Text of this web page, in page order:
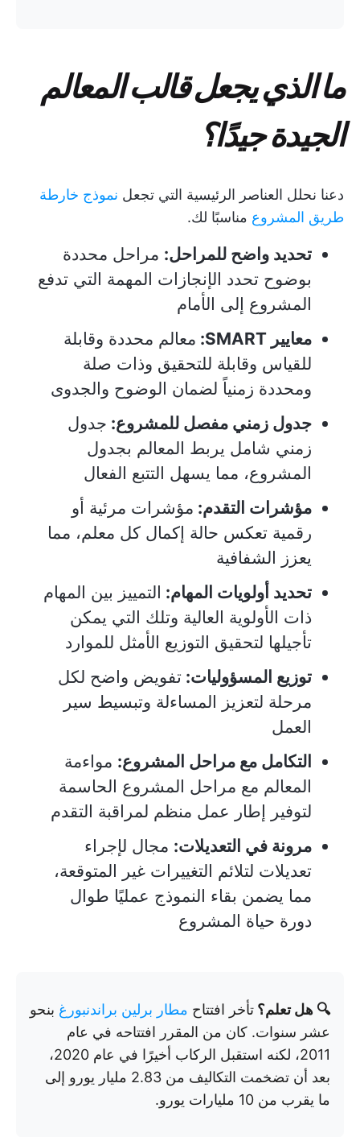
ما الذي يجعل قالب المعالم
الجيدة جيدًا؟
دعنا نحلل العناصر الرئيسية التي تجعل نموذج خارطة
طريق المشروع مناسبًا لك.
تحديد واضح للمراحل: مراحل محددة
بوضوح تحدد الإنجازات المهمة التي تدفع
المشروع إلى الأمام
معايير SMART:
معالم محددة وقابلة
للقياس وقابلة للتحقيق وذات صلة
ومحددة زمنياً لضمان الوضوح والجدوى
جدول زمني مفصل للمشروع: جدول
زمني شامل يربط المعالم بجدول
المشروع، مما يسهل التتبع الفعال
مؤشرات التقدم: مؤشرات مرئية أو
رقمية تعكس حالة إكمال كل معلم، مما
يعزز الشفافية
تحديد أولويات المهام: التمييز بين المهام
ذات الأولوية العالية وتلك التي يمكن
تأجيلها لتحقيق التوزيع الأمثل للموارد
توزيع المسؤوليات: تفويض واضح لكل
مرحلة لتعزيز المساءلة وتبسيط سير
العمل
التكامل مع مراحل المشروع: مواءمة
المعالم مع مراحل المشروع الحاسمة
لتوفير إطار عمل منظم لمراقبة التقدم
مرونة في التعديلات: مجال لإجراء
تعديلات لتلائم التغييرات غير المتوقعة،
مما يضمن بقاء النموذج عمليًا طوال
دورة حياة المشروع
🔍 هل تعلم؟ تأخر افتتاح مطار برلين براندنبورغ بنحو
عشر سنوات. كان من المقرر افتتاحه في عام
2011، لكنه استقبل الركاب أخيرًا في عام 2020،
بعد أن تضخمت التكاليف من 2.83 مليار يورو إلى
ما يقرب من 10 مليارات يورو.